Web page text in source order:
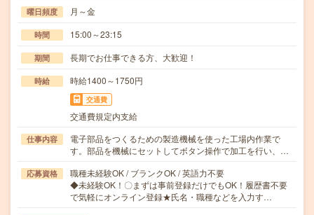
曜日頻度 月～金
時間 15:00～23:15
期間 長期でお仕事できる方、大歓迎！
時給 時給1400～1750円
交通費
交通費規定内支給
仕事内容
電子部品をつくるための製造機械を使った工場内作業で
す。部品を機械にセットしてボタン操作で加工を行い、…
応募資格
職種未経験OK / ブランクOK / 英語力不要
◆未経験OK！〇まずは事前登録だけでもOK！履歴書不要
で気軽にオンライン登録★氏名・職種などを入力す…